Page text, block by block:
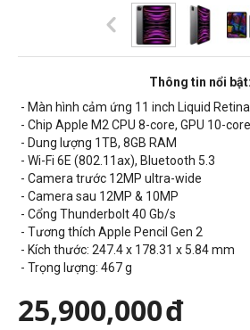
Thông tin nổi bật:
- Màn hình cảm ứng 11 inch Liquid
- Chip Apple M2 CPU 8-core, GPU 10-
- Dung lượng 1TB, 8GB RAM
- Wi-Fi 6E (802.11ax), Bluetooth 5.3
- Camera trước 12MP ultra-wide
- Camera sau 12MP & 10MP
- Cổng Thunderbolt 40 Gb/s
- Tương thích Apple Pencil Gen 2
- Kích thước: 247.4 x 178.31 x 5.84mm
- Trọng lượng: 467 g
25,900,000đ